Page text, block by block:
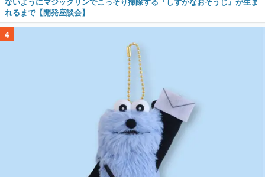
れるまで【開発座談会】
4